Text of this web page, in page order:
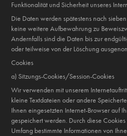
Funktionalität und Sicherheit unseres
Die Daten werden spätestens nach
keine weitere Aufbewahrung zu
Andernfalls sind die Daten bis zur
oder teilweise von der Löschung
Cookies
a) Sitzungs-Cookies/Session-Cookies
Wir verwenden mit unserem
kleine Textdateien oder andere
Ihnen eingesetzten Internet-Browser auf
gespeichert werden. Durch diese
Umfang bestimmte Informationen von